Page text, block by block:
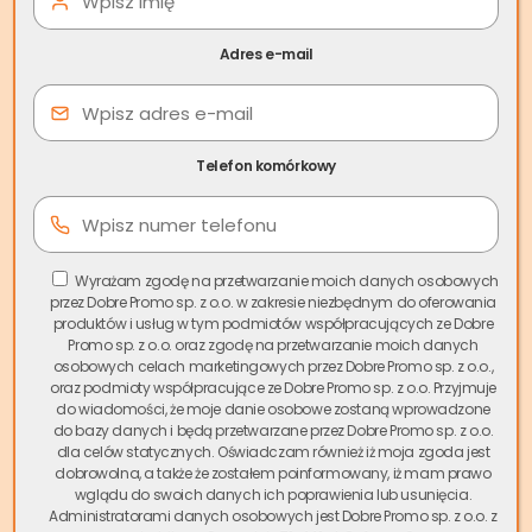
oferują różnorodne możliwości mieszkaniowe – od
historycznych kamienic po nowoczesne osiedla
mieszkaniowe. Jednak sprzedaż nieruchomości w
Świebodzicach tradycyjnymi metodami może trwać
miesiącami, a nawet latami.
W odpowiedzi na rosnące zapotrzebowanie,skup
nieruchomości Świebodziceoferowany przez Skup.io
staje się coraz popularniejszym rozwiązaniem. Nasza firma
jako lider rynku w Polsce zapewnia możliwość sprzedaży
mieszkania, domu czy działki w zaledwie kilka dni, bez
zbędnych formalności i długiego oczekiwania.
Dlaczego warto wybraćskup mieszkań Świebodzice
zamiast tradycyjnej sprzedaży? Przede wszystkim
oszczędzasz czas i pieniądze – nie musisz opłacać agencji
nieruchomości, fotografa, home stagingu czy kolejnych
Adres e-mail
Telefon komórkowy
Wyrażam zgodę na przetwarzanie moich danych osobowych
przez Dobre Promo sp. z o.o. w zakresie niezbędnym do oferowania
produktów i usług w tym podmiotów współpracujących ze Dobre
Promo sp. z o.o. oraz zgodę na przetwarzanie moich danych
osobowych celach marketingowych przez Dobre Promo sp. z o.o.,
oraz podmioty współpracujące ze Dobre Promo sp. z o.o. Przyjmuje
do wiadomości, że moje danie osobowe zostaną wprowadzone
do bazy danych i będą przetwarzane przez Dobre Promo sp. z o.o.
dla celów statycznych. Oświadczam również iż moja zgoda jest
dobrowolna, a także że zostałem poinformowany, iż mam prawo
wglądu do swoich danych ich poprawienia lub usunięcia.
Administratorami danych osobowych jest Dobre Promo sp. z o.o. z